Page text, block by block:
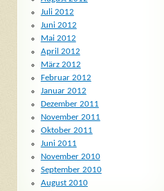
Juli 2012
Juni 2012
Mai 2012
April 2012
März 2012
Februar 2012
Januar 2012
Dezember 2011
November 2011
Oktober 2011
Juni 2011
November 2010
September 2010
August 2010